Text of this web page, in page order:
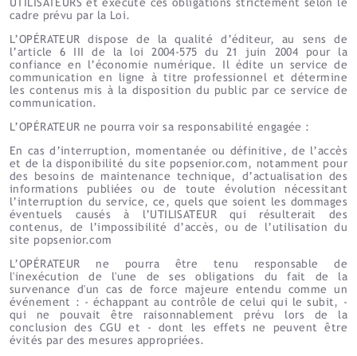
cadre prévu par la Loi.
L’OPÉRATEUR dispose de la qualité d’éditeur, au sens de
l’article 6 III de la loi 2004-575 du 21 juin 2004 pour la
confiance en l’économie numérique. Il édite un service de
communication en ligne à titre professionnel et détermine
les contenus mis à la disposition du public par ce service de
communication.
L’OPÉRATEUR ne pourra voir sa responsabilité engagée :
En cas d’interruption, momentanée ou définitive, de l’accès
et de la disponibilité du site popsenior.com, notamment pour
des besoins de maintenance technique, d’actualisation des
informations publiées ou de toute évolution nécessitant
l’interruption du service, ce, quels que soient les dommages
éventuels causés à l’UTILISATEUR qui résulterait des
contenus, de l’impossibilité d’accès, ou de l’utilisation du
site popsenior.com
L’OPÉRATEUR ne pourra être tenu responsable de
l'inexécution de l'une de ses obligations du fait de la
survenance d'un cas de force majeure entendu comme un
événement : - échappant au contrôle de celui qui le subit, -
qui ne pouvait être raisonnablement prévu lors de la
conclusion des CGU et - dont les effets ne peuvent être
évités par des mesures appropriées.